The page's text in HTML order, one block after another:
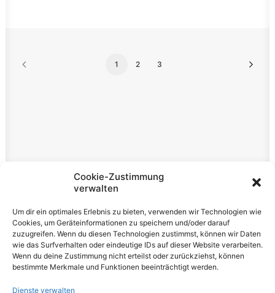
Cookie-Zustimmung
verwalten
Um dir ein optimales Erlebnis zu bieten, verwenden wir Technologien wie
Cookies, um Geräteinformationen zu speichern und/oder darauf
zuzugreifen. Wenn du diesen Technologien zustimmst, können wir Daten
wie das Surfverhalten oder eindeutige IDs auf dieser Website verarbeiten.
Wenn du deine Zustimmung nicht erteilst oder zurückziehst, können
bestimmte Merkmale und Funktionen beeinträchtigt werden.
Dienste verwalten
1 2 3
Rechtliches
Datenschutzerklärung
Cookie-Richtlinie (EU)